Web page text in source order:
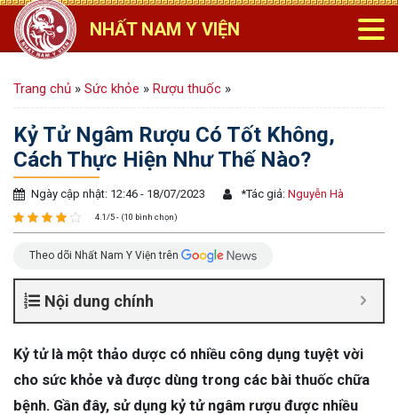
NHẤT NAM Y VIỆN
Trang chủ » Sức khỏe » Rượu thuốc »
Kỷ Tử Ngâm Rượu Có Tốt Không,
Cách Thực Hiện Như Thế Nào?
Ngày cập nhật: 12:46 - 18/07/2023 *Tác giả: Nguyễn Hà
4.1/5 - (10 bình chọn)
Theo dõi Nhất Nam Y Viện trên
Nội dung chính
Kỷ tử là một thảo dược có nhiều công dụng tuyệt vời
cho sức khỏe và được dùng trong các bài thuốc chữa
bệnh. Gần đây, sử dụng kỷ tử ngâm rượu được nhiều